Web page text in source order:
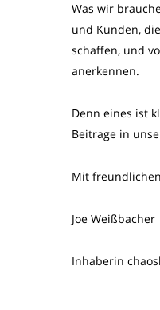
Was wir
und Kunden,
schaffen, und
anerkennen.
Denn eines ist
Beitrage in
Mit
Joe Weißbacher
Inhaberin